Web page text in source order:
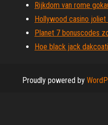
Rijkdom van rome
Hollywood casino
Planet 7 bonuscodes
Hoe black jack
Proudly powered by